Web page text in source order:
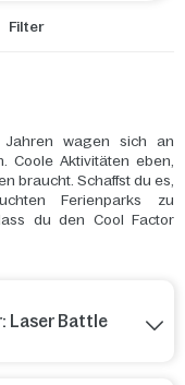
Filter
wagen sich an
Coole Aktivitäten eben,
braucht. Schaffst du es,
Ferienparks zu
du den Cool Factor
Laser Battle